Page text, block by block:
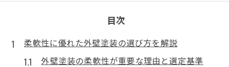
目次
柔軟性に優れた外壁塗装の選び方を解説
外壁塗装の柔軟性が重要な理由と選定基準